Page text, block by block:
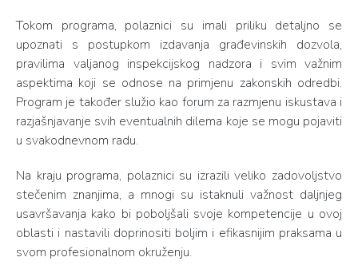
Tokom programa, polaznici su imali priliku detaljno se
upoznati s postupkom izdavanja građevinskih dozvola,
pravilima valjanog inspekcijskog nadzora i svim važnim
aspektima koji se odnose na primjenu zakonskih odredbi.
Program je također služio kao forum za razmjenu iskustava i
razjašnjavanje svih eventualnih dilema koje se mogu pojaviti
u svakodnevnom radu.
Na kraju programa, polaznici su izrazili veliko zadovoljstvo
stečenim znanjima, a mnogi su istaknuli važnost daljnjeg
usavršavanja kako bi poboljšali svoje kompetencije u ovoj
oblasti i nastavili doprinositi boljim i efikasnijim praksama u
svom profesionalnom okruženju.